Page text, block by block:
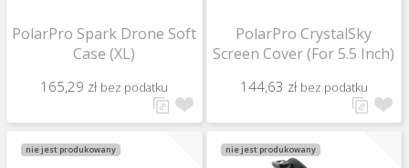
PolarPro Spark Drone Soft
Case (XL)
165,29 zł bez podatku
PolarPro CrystalSky
Screen Cover (For 5.5 Inch)
144,63 zł bez podatku
nie jest produkowany nie jest produkowany